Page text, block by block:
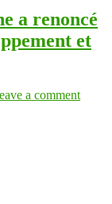
a renoncé
et
a comment